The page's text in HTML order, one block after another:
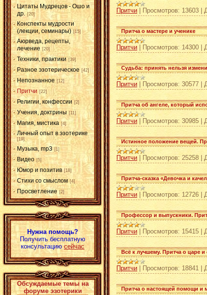
Цитаты Мудрецов - Ошо и
др. [20]
Конспекты мудрости
(лекции, семинары) [15]
Аюрведа, рецепты,
лечение [20]
Техники, практики [39]
Разное эзотерическое [42]
Непознанное [12]
Притчи [22]
Религии, конфессии [2]
Учения, доктрины [11]
Магия, мистика [4]
Личный опыт в эзотерике
[19]
Музыка, mp3 [1]
Видео [5]
Юмор и позитив [18]
Стихи со смыслом [4]
Просветление [2]
Нужна помощь?
Получить бесплатную
консультациюсейчас
Обсуждаемые темы на
форуме эзотерики
Притчи Просмотров: 13603
Притча о мастере и ученике
Притчи Просмотров: 14300
Судьба: принять нельзя
Притчи Просмотров: 30577
Притча об ангеле, который
Притчи Просмотров: 30985
Истинное положение вещей.
Притчи Просмотров: 25258
Притча-сказка «Девочка и
Притчи Просмотров: 12726 |
Профессор и выпускники.
Притчи Просмотров: 15415
Всё к лучшему. Притча о царе и
Притчи Просмотров: 18841
Притча о настоящей помощи и